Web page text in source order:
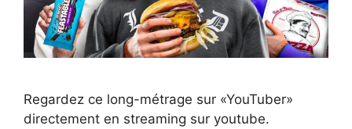
Regardez ce long-métrage sur «YouTuber»
directement en streaming sur youtube.